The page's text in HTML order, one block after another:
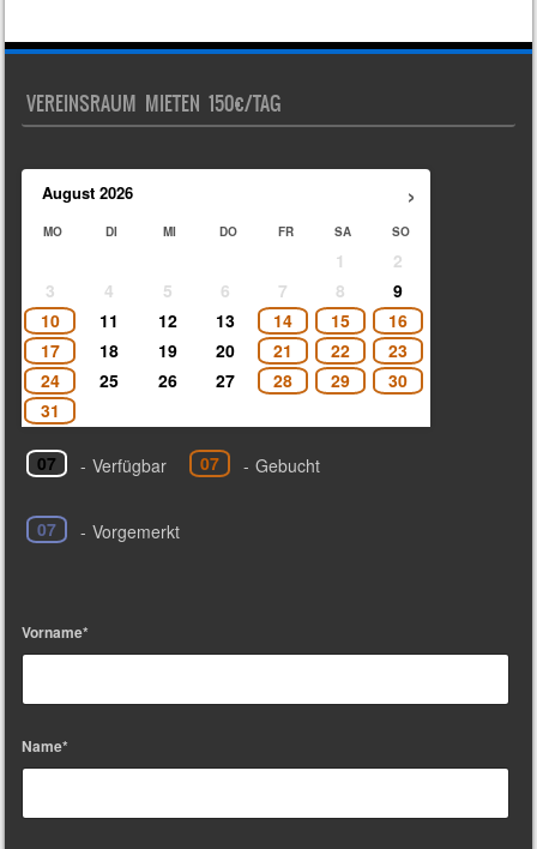
VEREINSRAUM MIETEN 150€/TAG
›
August 2026
MO DI MI DO FR SA SO
1
2
3
4 5 6 7 8
9
10
11 12 13 14 15
16
17
18 19 20 21 22
23
24
25 26 27 28 29
30
31
07 - Verfügbar 07 - Gebucht
07 - Vorgemerkt
Vorname*
Name*